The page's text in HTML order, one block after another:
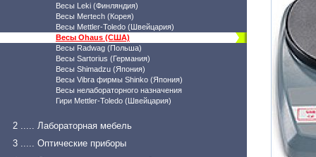
Весы Leki (Финляндия)
Весы Mertech (Корея)
Весы Mettler-Toledo (Швейцария)
Весы Ohaus (США)
Весы Radwag (Польша)
Весы Sartorius (Германия)
Весы Shimadzu (Япония)
Весы Vibra фирмы Shinko (Япония)
Весы нелабораторного назначения
Гири Mettler-Toledo (Швейцария)
2 ..... Лабораторная мебель
3 ..... Оптические приборы